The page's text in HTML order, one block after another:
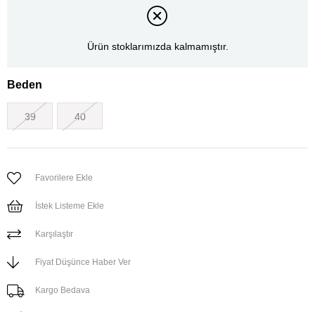
Ürün stoklarımızda kalmamıştır.
Beden
39 40
Favorilere Ekle
İstek Listeme Ekle
Karşılaştır
Fiyat Düşünce Haber Ver
Kargo Bedava